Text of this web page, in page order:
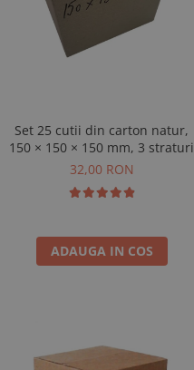
Set 25 cutii din carton natur,
150 × 150 × 150 mm, 3 straturi
32,00 RON
ADAUGA IN COS